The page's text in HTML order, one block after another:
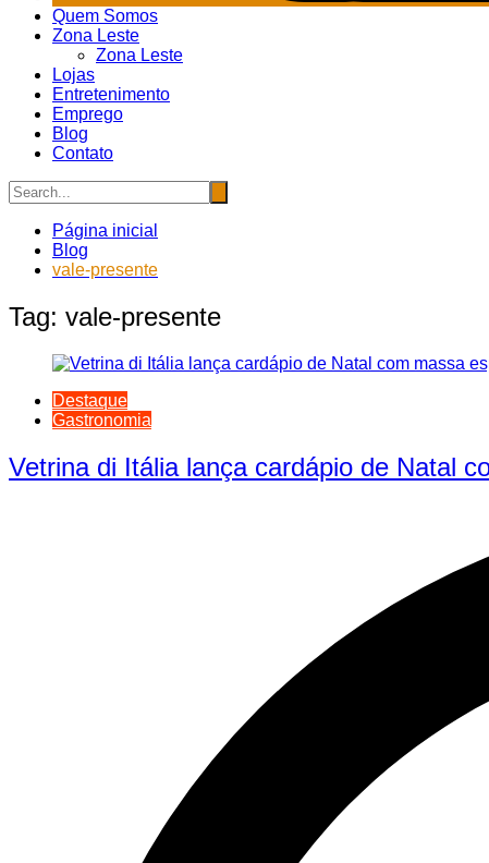
Quem Somos
Zona Leste
Zona Leste
Lojas
Entretenimento
Emprego
Blog
Contato
Página inicial
Blog
vale-presente
Tag: vale-presente
Destaque
Gastronomia
Vetrina di Itália lança cardápio de Natal